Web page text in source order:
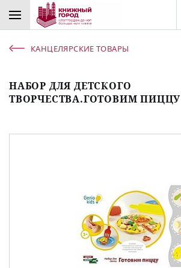
КАНЦЕЛЯРСКИЕ ТОВАРЫ
НАБОР ДЛЯ ДЕТСКОГО
ТВОРЧЕСТВА.ГОТОВИМ ПИЦЦУ